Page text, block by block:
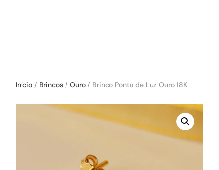
Início / Brincos / Ouro / Brinco Ponto de Luz Ouro 18K